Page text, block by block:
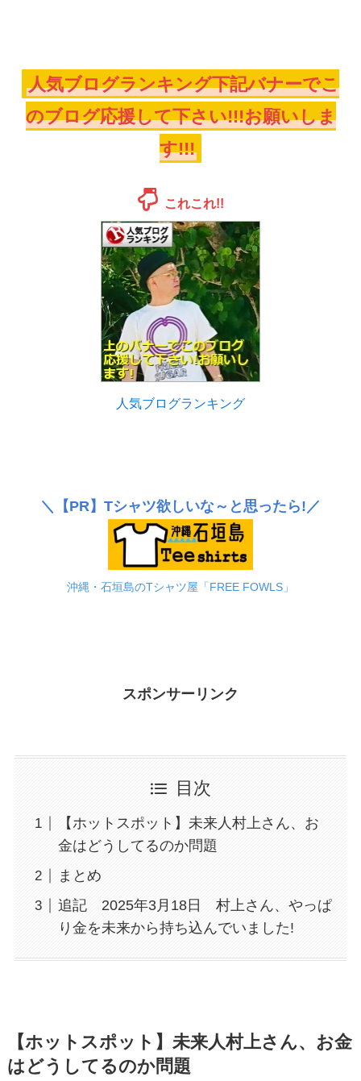
人気ブログランキング下記バナーでこ
のブログ応援して下さい!!!お願いしま
す!!!
これこれ!!
人気ブログランキング
＼ 【PR】 Tシャツ欲しいな～と思ったら!／
沖縄・石垣島のTシャツ屋「FREE FOWLS」
スポンサーリンク
目次
【ホットスポット】未来人村上さん、お
金はどうしてるのか問題
まとめ
追記 2025年3月18日 村上さん、やっぱ
り金を未来から持ち込んでいました!
【ホットスポット】未来人村上さん、お金
はどうしてるのか問題